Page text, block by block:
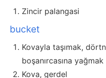
Zincir palangasi
bucket
Kovayla taşımak,
boşanırcasına yağmak
Kova, gerdel